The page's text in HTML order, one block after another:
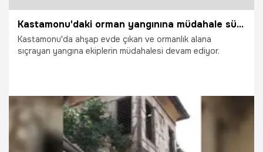
Kastamonu'daki orman yangınına müdahale sürüyor
Kastamonu'da ahşap evde çıkan ve ormanlık alana
sıçrayan yangına ekiplerin müdahalesi devam ediyor.
16.07.2026 Vatan TV